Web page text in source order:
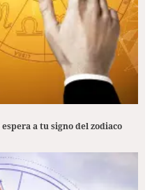
a tu signo del zodiaco